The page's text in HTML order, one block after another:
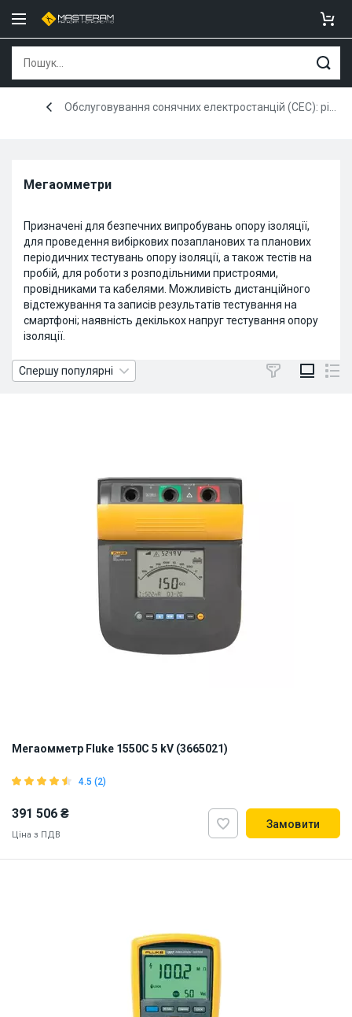
Обслуговування сонячних електростанцій (СЕС): рішення від Fluke
Мегаомметри
Призначені для безпечних випробувань опору ізоляції,
для проведення вибіркових позапланових та планових
періодичних тестувань опору ізоляції, а також тестів на
пробій, для роботи з розподільними пристроями,
провідниками та кабелями. Можливість дистанційного
відстежування та записів результатів тестування на
смартфоні; наявність декількох напруг тестування опору
ізоляції.
Спершу популярні
Мегаомметр Fluke 1550C 5 kV (3665021)
4.5 (2)
391 506 ₴
Ціна з ПДВ
Замовити